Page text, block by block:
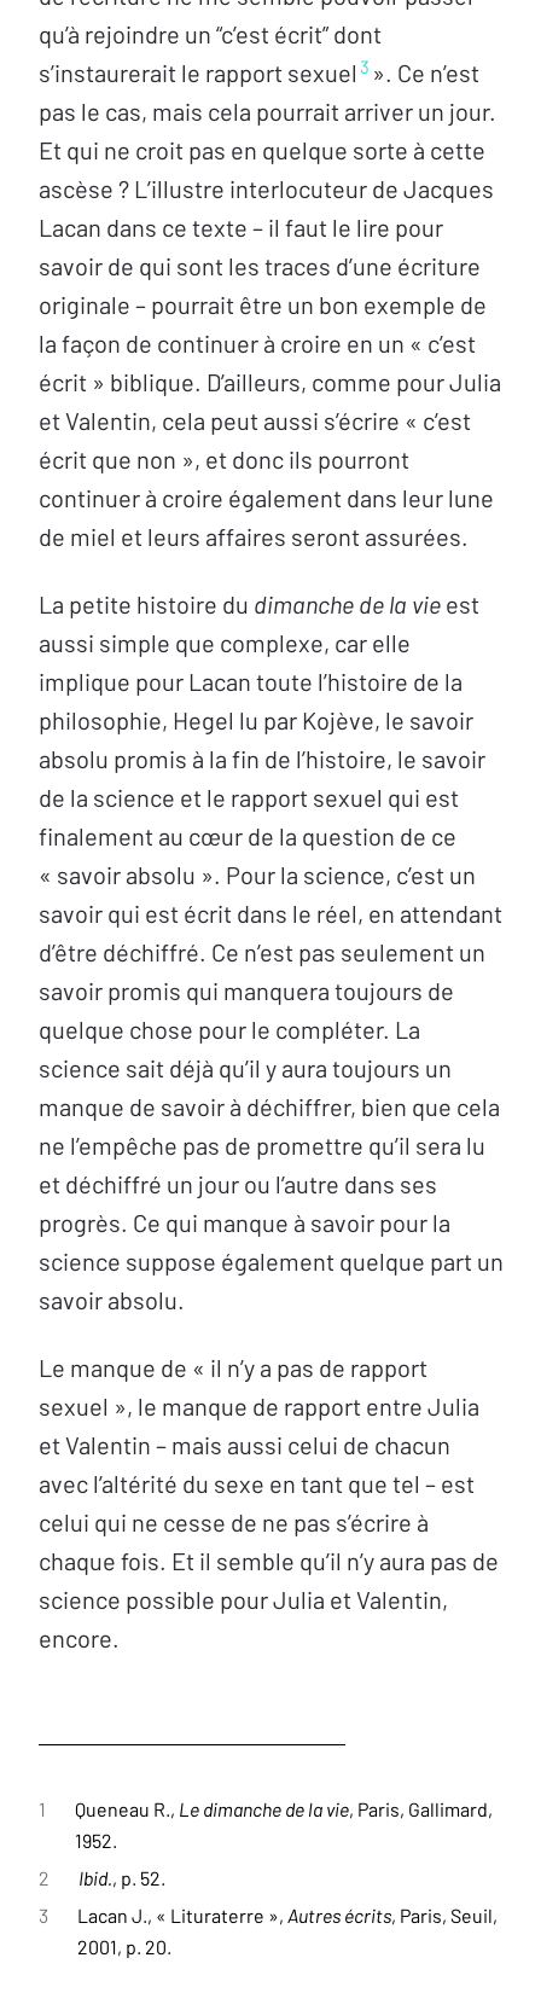
qu’à rejoindre un “c’est écrit” dont
s’instaurerait le rapport sexuel 3 ». Ce n’est
pas le cas, mais cela pourrait arriver un jour.
Et qui ne croit pas en quelque sorte à cette
ascèse ? L’illustre interlocuteur de Jacques
Lacan dans ce texte – il faut le lire pour
savoir de qui sont les traces d’une écriture
originale – pourrait être un bon exemple de
la façon de continuer à croire en un « c’est
écrit » biblique. D’ailleurs, comme pour Julia
et Valentin, cela peut aussi s’écrire « c’est
écrit que non », et donc ils pourront
continuer à croire également dans leur lune
de miel et leurs affaires seront assurées.
La petite histoire du dimanche de la vie est
aussi simple que complexe, car elle
implique pour Lacan toute l’histoire de la
philosophie, Hegel lu par Kojève, le savoir
absolu promis à la fin de l’histoire, le savoir
de la science et le rapport sexuel qui est
finalement au cœur de la question de ce
« savoir absolu ». Pour la science, c’est un
savoir qui est écrit dans le réel, en attendant
d’être déchiffré. Ce n’est pas seulement un
savoir promis qui manquera toujours de
quelque chose pour le compléter. La
science sait déjà qu’il y aura toujours un
manque de savoir à déchiffrer, bien que cela
ne l’empêche pas de promettre qu’il sera lu
et déchiffré un jour ou l’autre dans ses
progrès. Ce qui manque à savoir pour la
science suppose également quelque part un
savoir absolu.
Le manque de « il n’y a pas de rapport
sexuel », le manque de rapport entre Julia
et Valentin – mais aussi celui de chacun
avec l’altérité du sexe en tant que tel – est
celui qui ne cesse de ne pas s’écrire à
chaque fois. Et il semble qu’il n’y aura pas de
science possible pour Julia et Valentin,
encore.
1 Queneau R., Le dimanche de la vie, Paris, Gallimard,
1952.
2
Ibid., p. 52.
3
Lacan J., « Lituraterre », Autres écrits, Paris, Seuil,
2001, p. 20.